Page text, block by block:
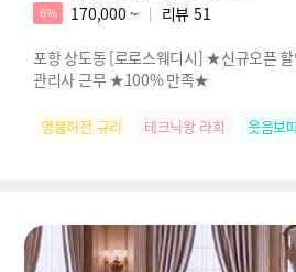
6% 170,000 ~ 리뷰 51
포항 상도동 [로로스웨디시] ★신규오픈
관리사 근무 ★100% 만족★
명불허전 규리 테크닉왕 라희 웃음보